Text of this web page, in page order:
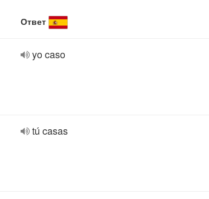
Ответ
yo caso
tú casas